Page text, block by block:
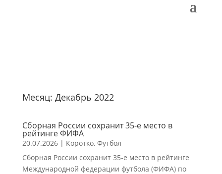
Месяц: Декабрь 2022
Сборная России сохранит 35-е место в
рейтинге ФИФА
20.07.2026| Коротко, Футбол
Сборная России сохранит 35-е место в рейтинге
Международной федерации футбола (ФИФА) по